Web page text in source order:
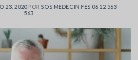
23, 2020POR SOS MEDECIN FES 06 12 563
563